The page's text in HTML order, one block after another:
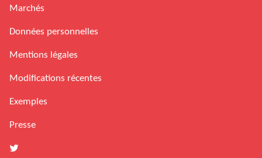
Marchés
Données personnelles
Mentions légales
Modifications récentes
Exemples
Presse